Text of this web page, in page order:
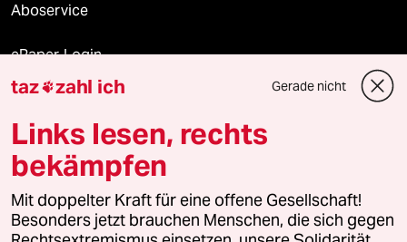
Aboservice
ePaper Login
Downloads für Abonnierende
© 2026 taz Verlags und Vertriebs GmbH
Alle Rechte vorbehalten. Bei rechtlichen Fragen oder für Genehmigungen
wenden Sie sich bitte an
lizenzen@taz.de
taz zahl ich Gerade nicht
Links lesen, rechts
bekämpfen
Mit doppelter Kraft für eine offene Gesellschaft!
Besonders jetzt brauchen Menschen, die sich gegen